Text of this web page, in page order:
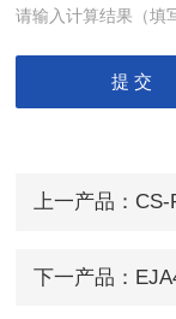
请输入计算结果（填
上一产品： CS-
下一产品：